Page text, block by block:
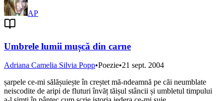
AP
Umbrele lumii mușcă din carne
Adriana Camelia Silvia Popp•Poezie•21 sept. 2004
șarpele ce-mi sălășuiește în creștet mă-ndeamnă pe căi neumblate
neiscodite de aripi de fluturi învăț tăișul stâncii și umbletul timpului